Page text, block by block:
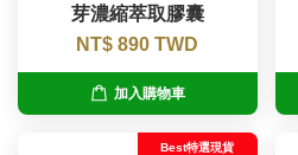
芽濃縮萃取膠囊
NT$ 890 TWD
加入購物車
Best特選現貨